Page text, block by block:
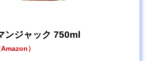
ンジャック 750ml
）